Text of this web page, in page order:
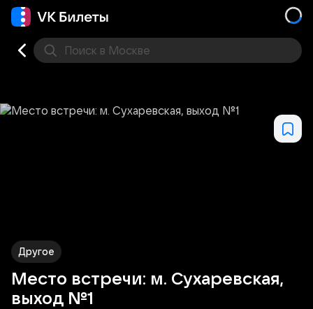
Поиск в Москве
Другое
Место встречи: м. Сухаревская,
выход №1